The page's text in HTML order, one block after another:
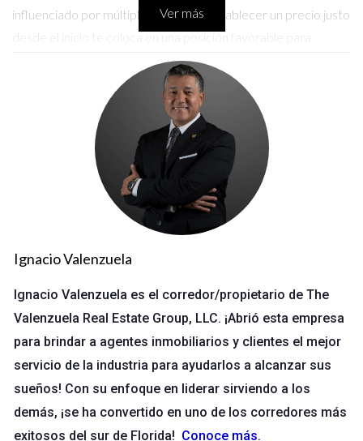
influenciado por múltiples factores. Establecer un precio justo
desde el inicio te coloca en una posición favorable para
negociar y cerrar la venta de manera exitosa.
Factores a Considerar al Establecer el
Fijar un precio justo implica tener en cuenta diversos factores
que pueden influir en la valoración de tu propiedad. A
continuación, enumeramos algunos de los más relevantes:
La ubicación es uno de los factores más determinantes en el
con buenas escuelas, acceso a transporte público y servicios
cercanos tienden a tener un mayor valor. Investigar las
tendencias del mercado en tu vecindario puede
proporcionarte información valiosa sobre cómo fijar tu precio.
2. Condición de la Propiedad
Ver más
Ignacio Valenzuela
Ignacio Valenzuela es el corredor/propietario de The
Valenzuela Real Estate Group, LLC. ¡Abrió esta empresa
para brindar a agentes inmobiliarios y clientes el mejor
servicio de la industria para ayudarlos a alcanzar sus
sueños! Con su enfoque en liderar sirviendo a los
demás, ¡se ha convertido en uno de los corredores más
exitosos del sur de Florida! Conoce más.